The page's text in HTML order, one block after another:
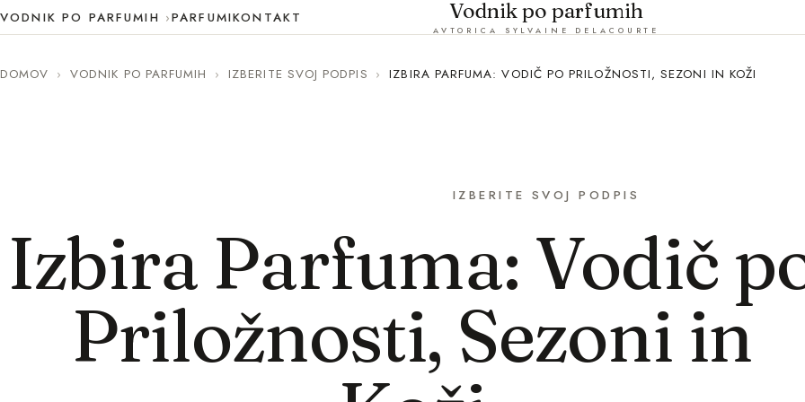
VODNIK PO PARFUMIH PARFUMIKONTAKT Vodnik po parfumih
AVTORICA SYLVAINE DELACOURTE
DOMOV › VODNIK PO PARFUMIH › IZBERITE SVOJ PODPIS › IZBIRA PARFUMA: VODIČ PO PRILOŽNOSTI, SEZONI IN KOŽI
IZBERITE SVOJ PODPIS
Izbira Parfuma: Vodič
Priložnosti, Sezoni in